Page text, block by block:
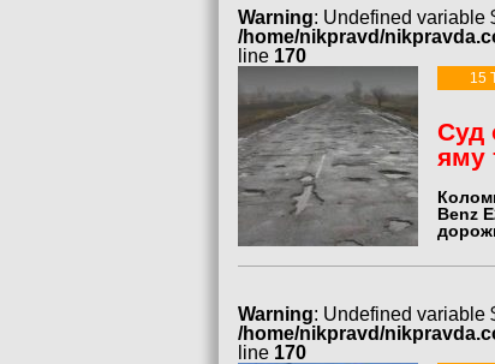
Warning: Undefined variable
/home/nikpravd/
line 170
15
Суд
яму
Benz
Warning: Undefined variable
/home/nikpravd/
line 170